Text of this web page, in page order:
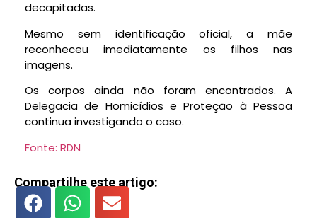
decapitadas.
Mesmo sem identificação oficial, a mãe
reconheceu imediatamente os filhos nas
imagens.
Os corpos ainda não foram encontrados. A
Delegacia de Homicídios e Proteção à Pessoa
continua investigando o caso.
Fonte: RDN
Compartilhe este artigo: